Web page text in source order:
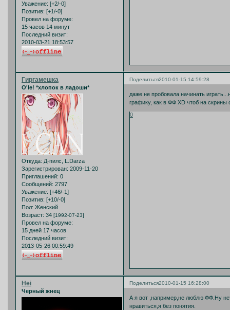
Уважение: [+2/-0]
Позитив: [+1/-0]
Провел на форуме:
15 часов 14 минут
Последний визит:
2010-03-21 18:53:57
Поделиться2010-01-15 14:59:28
Гиргамешка
O'le! *хлопок в ладоши*
Откуда: Д-пилс, L.Darza
Зарегистрирован: 2009-11-20
Приглашений: 0
Сообщений: 2797
Уважение: [+46/-1]
Позитив: [+10/-0]
Пол: Женский
Возраст: 34 [1992-07-23]
Провел на форуме:
15 дней 17 часов
Последний визит:
2013-05-26 00:59:49
даже не пробовала начинать
графику, как в ФФ XD чтоб на скрины
0
Поделиться2010-01-15 16:28:00
Hei
Черный жнец
А я вот ,например,не люблю ФФ.Ну
нравиться,я без понятия.